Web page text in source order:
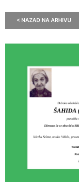
< NAZAD NA ARHIVU